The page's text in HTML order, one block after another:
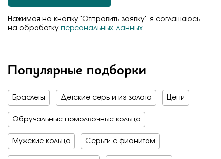
Нажимая на кнопку "Отправить заявку", я соглашаюсь
на обработку персональных данных
Популярные подборки
Браслеты Детские серьги из золота Цепи
Обручальные помолвочные кольца
Мужские кольца Серьги с фианитом